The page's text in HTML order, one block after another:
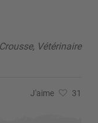
Vétérinaire
J'aime 31